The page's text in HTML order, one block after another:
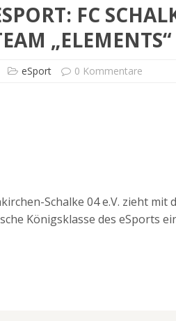
FC
„ELEMENTS“
eSport 0 Kommentare
Schalke 04 e.V. zieht
Königsklasse des eSports